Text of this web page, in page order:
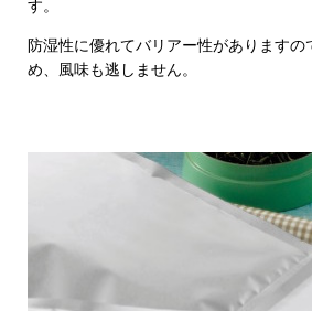
す。
防湿性に優れてバリアー性がありますの
め、風味も逃しません。